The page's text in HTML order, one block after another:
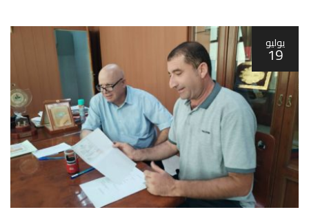
يوليو
19